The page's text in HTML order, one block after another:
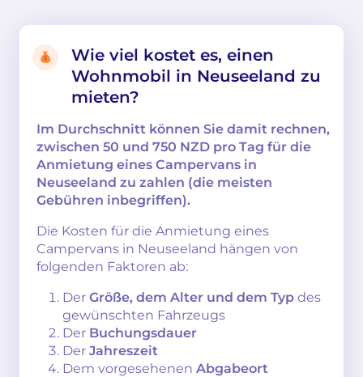
Wie viel kostet es, einen
Wohnmobil in Neuseeland zu
mieten?
Im Durchschnitt können Sie damit rechnen,
zwischen 50 und 750 NZD pro Tag für die
Anmietung eines Campervans in
Neuseeland zu zahlen (die meisten
Gebühren inbegriffen).
Die Kosten für die Anmietung eines
Campervans in Neuseeland hängen von
folgenden Faktoren ab:
Der Größe, dem Alter und dem Typ des
gewünschten Fahrzeugs
Der Buchungsdauer
Der Jahreszeit
Dem vorgesehenen Abgabeort